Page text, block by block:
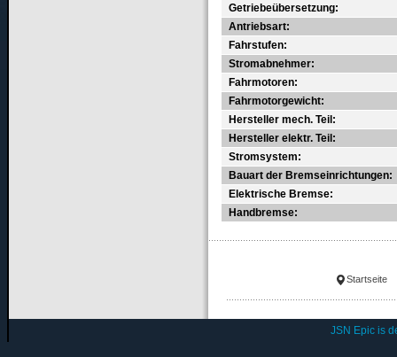
Getriebeübersetzung:
Antriebsart:
Fahrstufen:
Stromabnehmer:
Fahrmotoren:
Fahrmotorgewicht:
Hersteller mech. Teil:
Hersteller elektr. Teil:
Stromsystem:
Bauart der Bremseinrichtungen:
Elektrische Bremse:
Handbremse:
Startseite
JSN Epic is